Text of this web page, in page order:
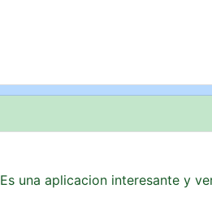
Es una aplicacion interesante y